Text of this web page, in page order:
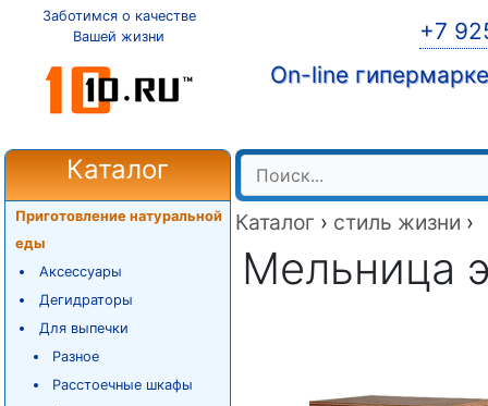
Заботимся о качестве
Вашей жизни
+7
On-line
Каталог
Приготовление натуральной
еды
Аксессуары
Дегидраторы
Для выпечки
Разное
Расстоечные шкафы
Каталог › стиль жизни ›
Мельница